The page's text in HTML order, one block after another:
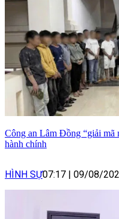
Công an Lâm Đồng “giải mã
hành chính
HÌNH SỰ07:17 09/08/